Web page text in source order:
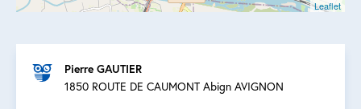
Leaflet
Pierre GAUTIER
1850 ROUTE DE CAUMONT Abign AVIGNON